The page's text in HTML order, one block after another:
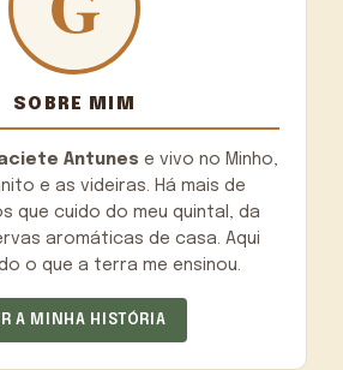
SOBRE MIM
Antunes e vivo no Minho,
e as videiras. Há mais de
que cuido do meu quintal, da
aromáticas de casa. Aqui
o que a terra me ensinou.
A MINHA HISTÓRIA